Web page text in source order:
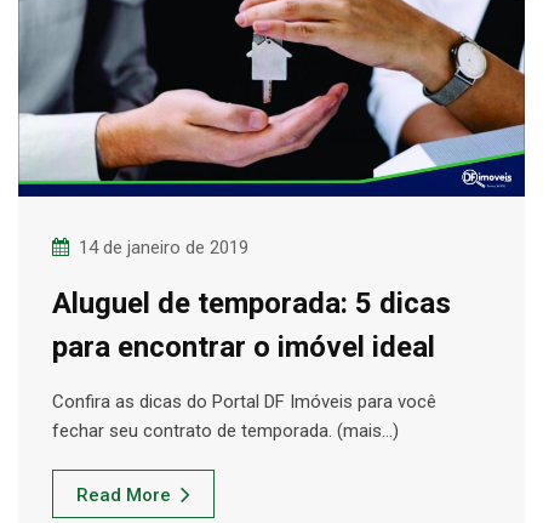
14 de janeiro de 2019
Aluguel de temporada: 5 dicas
para encontrar o imóvel ideal
Confira as dicas do Portal DF Imóveis para você
fechar seu contrato de temporada. (mais…)
Read More